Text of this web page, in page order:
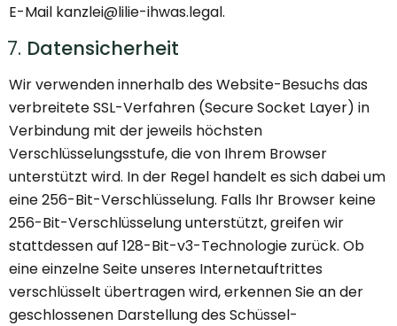
E-Mail kanzlei@lilie-ihwas.legal.
Datensicherheit
Wir verwenden innerhalb des Website-Besuchs das
verbreitete SSL-Verfahren (Secure Socket Layer) in
Verbindung mit der jeweils höchsten
Verschlüsselungsstufe, die von Ihrem Browser
unterstützt wird. In der Regel handelt es sich dabei um
eine 256-Bit-Verschlüsselung. Falls Ihr Browser keine
256-Bit-Verschlüsselung unterstützt, greifen wir
stattdessen auf 128-Bit-v3-Technologie zurück. Ob
eine einzelne Seite unseres Internetauftrittes
verschlüsselt übertragen wird, erkennen Sie an der
geschlossenen Darstellung des Schüssel-